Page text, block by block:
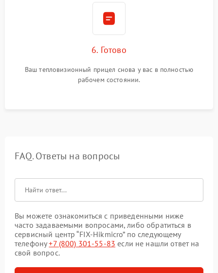
6. Готово
Ваш тепловизионный прицел снова у вас в полностью
рабочем состоянии.
FAQ. Ответы на вопросы
Вы можете ознакомиться с приведенными ниже
часто задаваемыми вопросами, либо обратиться в
сервисный центр “FIX-Hikmicro” по следующему
телефону+7 (800) 301-55-83 если не нашли ответ на
свой вопрос.